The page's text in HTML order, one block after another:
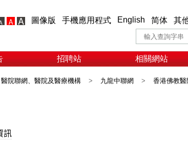
圖像版 手機應用程式 English 简体 其
招聘站 相關網站
醫院聯網、醫院及醫療機構 > 九龍中聯網 > 香港佛教